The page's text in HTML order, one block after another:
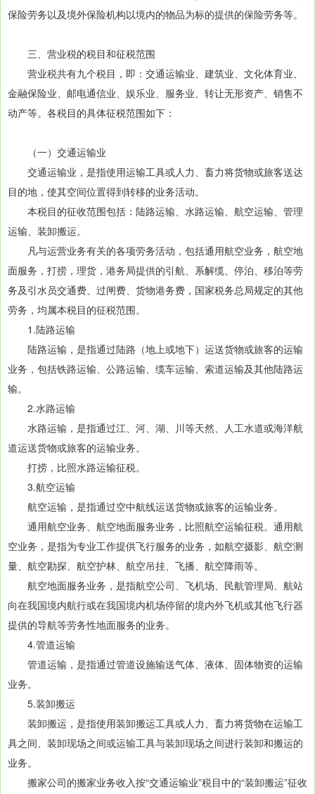
保险劳务以及境外保险机构以境内的物品为标的提供的保险劳务等。
三、营业税的税目和征税范围
营业税共有九个税目，即：交通运输业、建筑业、文化体育业、
金融保险业、邮电通信业、娱乐业、服务业、转让无形资产、销售不
动产等。各税目的具体征税范围如下：
（一）交通运输业
交通运输业，是指使用运输工具或人力、畜力将货物或旅客送达
目的地，使其空间位置得到转移的业务活动。
本税目的征收范围包括：陆路运输、水路运输、航空运输、管理
运输、装卸搬运。
凡与运营业务有关的各项劳务活动，包括通用航空业务，航空地
面服务，打捞，理货，港务局提供的引航、系解缆、停泊、移泊等劳
务及引水员交通费、过闸费、货物港务费，国家税务总局规定的其他
劳务，均属本税目的征税范围。
1.陆路运输
陆路运输，是指通过陆路（地上或地下）运送货物或旅客的运输
业务，包括铁路运输、公路运输、缆车运输、索道运输及其他陆路运
输。
2.水路运输
水路运输，是指通过江、河、湖、川等天然、人工水道或海洋航
道运送货物或旅客的运输业务。
打捞，比照水路运输征税。
3.航空运输
航空运输，是指通过空中航线运送货物或旅客的运输业务。
通用航空业务、航空地面服务业务，比照航空运输征税。通用航
空业务，是指为专业工作提供飞行服务的业务，如航空摄影、航空测
量、航空勘探、航空护林、航空吊挂、飞播、航空降雨等。
航空地面服务业务，是指航空公司、飞机场、民航管理局、航站
向在我国境内航行或在我国境内机场停留的境内外飞机或其他飞行器
提供的导航等劳务性地面服务的业务。
4.管道运输
管道运输，是指通过管道设施输送气体、液体、固体物资的运输
业务。
5.装卸搬运
装卸搬运，是指使用装卸搬运工具或人力、畜力将货物在运输工
具之间、装卸现场之间或运输工具与装卸现场之间进行装卸和搬运的
业务。
搬家公司的搬家业务收入按“交通运输业”税目中的“装卸搬运”征收